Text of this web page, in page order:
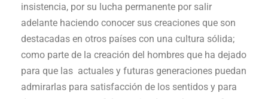
insistencia, por su lucha permanente por salir
adelante haciendo conocer sus creaciones que son
destacadas en otros países con una cultura sólida;
como parte de la creación del hombres que ha dejado
para que las actuales y futuras generaciones puedan
admirarlas para satisfacción de los sentidos y para